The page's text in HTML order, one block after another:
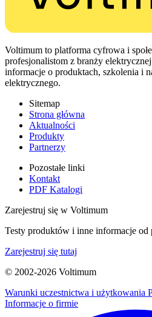
Voltimum to platforma cyfrowa i
profesjonalistom z branży
informacje o produktach, szkolenia i
elektrycznego.
Sitemap
Strona główna
Aktualności
Produkty
Partnerzy
Pozostałe linki
Kontakt
PDF Katalogi
Zarejestruj się w Voltimum
Testy produktów i inne informacje od
Zarejestruj się tutaj
© 2002-2026 Voltimum
Warunki uczestnictwa i użytkowania
Informacje o firmie